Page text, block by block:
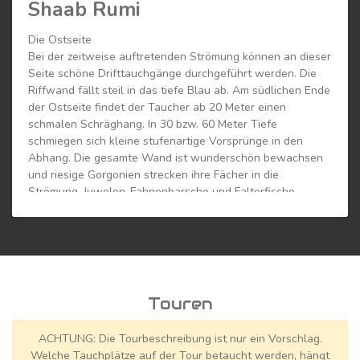
Shaab Rumi
Die Ostseite
Bei der zeitweise auftretenden Strömung können an dieser
Seite schöne Drifttauchgänge durchgeführt werden. Die
Riffwand fällt steil in das tiefe Blau ab. Am südlichen Ende
der Ostseite findet der Taucher ab 20 Meter einen
schmalen Schräghang. In 30 bzw. 60 Meter Tiefe
schmiegen sich kleine stufenartige Vorsprünge in den
Abhang. Die gesamte Wand ist wunderschön bewachsen
und riesige Gorgonien strecken ihre Fächer in die
Strömung. Juwelen-Fahnenbarsche und Falterfische
Grossfische aus der Tiefe empor. Bei einem Tauchgang
Plateauansatzes, kann im Flachbereich eine kleine
des attraktiven Südplateaus werden Tauchgänge an der
Touren
ACHTUNG: Die Tourbeschreibung ist nur ein Vorschlag.
Welche Tauchplätze auf der Tour betaucht werden, hängt